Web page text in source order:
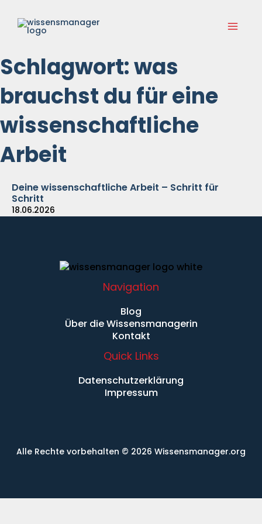
Inhalt
springen
Schlagwort: was
brauchst du für eine
wissenschaftliche
Arbeit
Deine wissenschaftliche Arbeit – Schritt für
Schritt
18.06.2026
Navigation
Blog
Über die Wissensmanagerin
Kontakt
Quick Links
Datenschutzerklärung
Impressum
Alle Rechte vorbehalten © 2026 Wissensmanager.org